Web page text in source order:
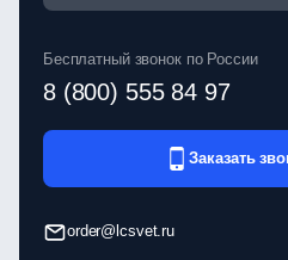
Бесплатный звонок по России
8 (800) 555 84 97
Заказать
order@lcsvet.ru